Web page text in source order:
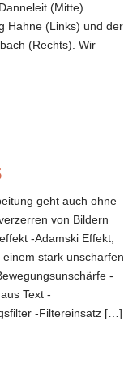
(Mitte).
Hahne (Links) und der
(Rechts). Wir
geht auch ohne
von Bildern
-Adamski Effekt,
stark unscharfen
-
Text -
-Filtereinsatz […]